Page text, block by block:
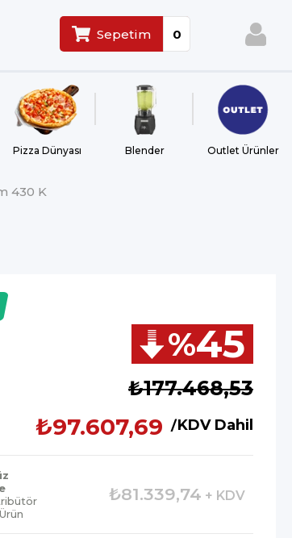
Sepetim 0
Pizza Dünyası Blender Outlet Ürünler
430 K
%45
İndirim
₺177.468,53
KDV Dahil
₺97.607,69
₺81.339,74 + KDV